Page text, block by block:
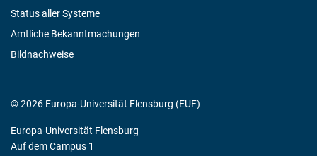
Status aller Systeme
Amtliche Bekanntmachungen
Bildnachweise
© 2026 Europa-Universität Flensburg (EUF)
Europa-Universität Flensburg
Auf dem Campus 1